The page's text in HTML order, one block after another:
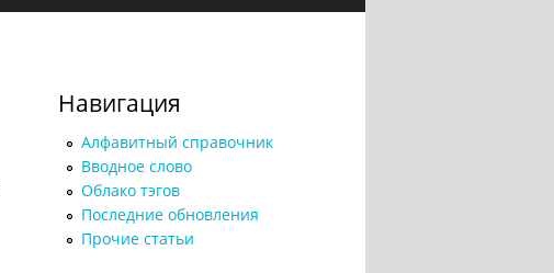
Навигация
Алфавитный справочник
Вводное слово
Облако тэгов
Последние обновления
Прочие статьи